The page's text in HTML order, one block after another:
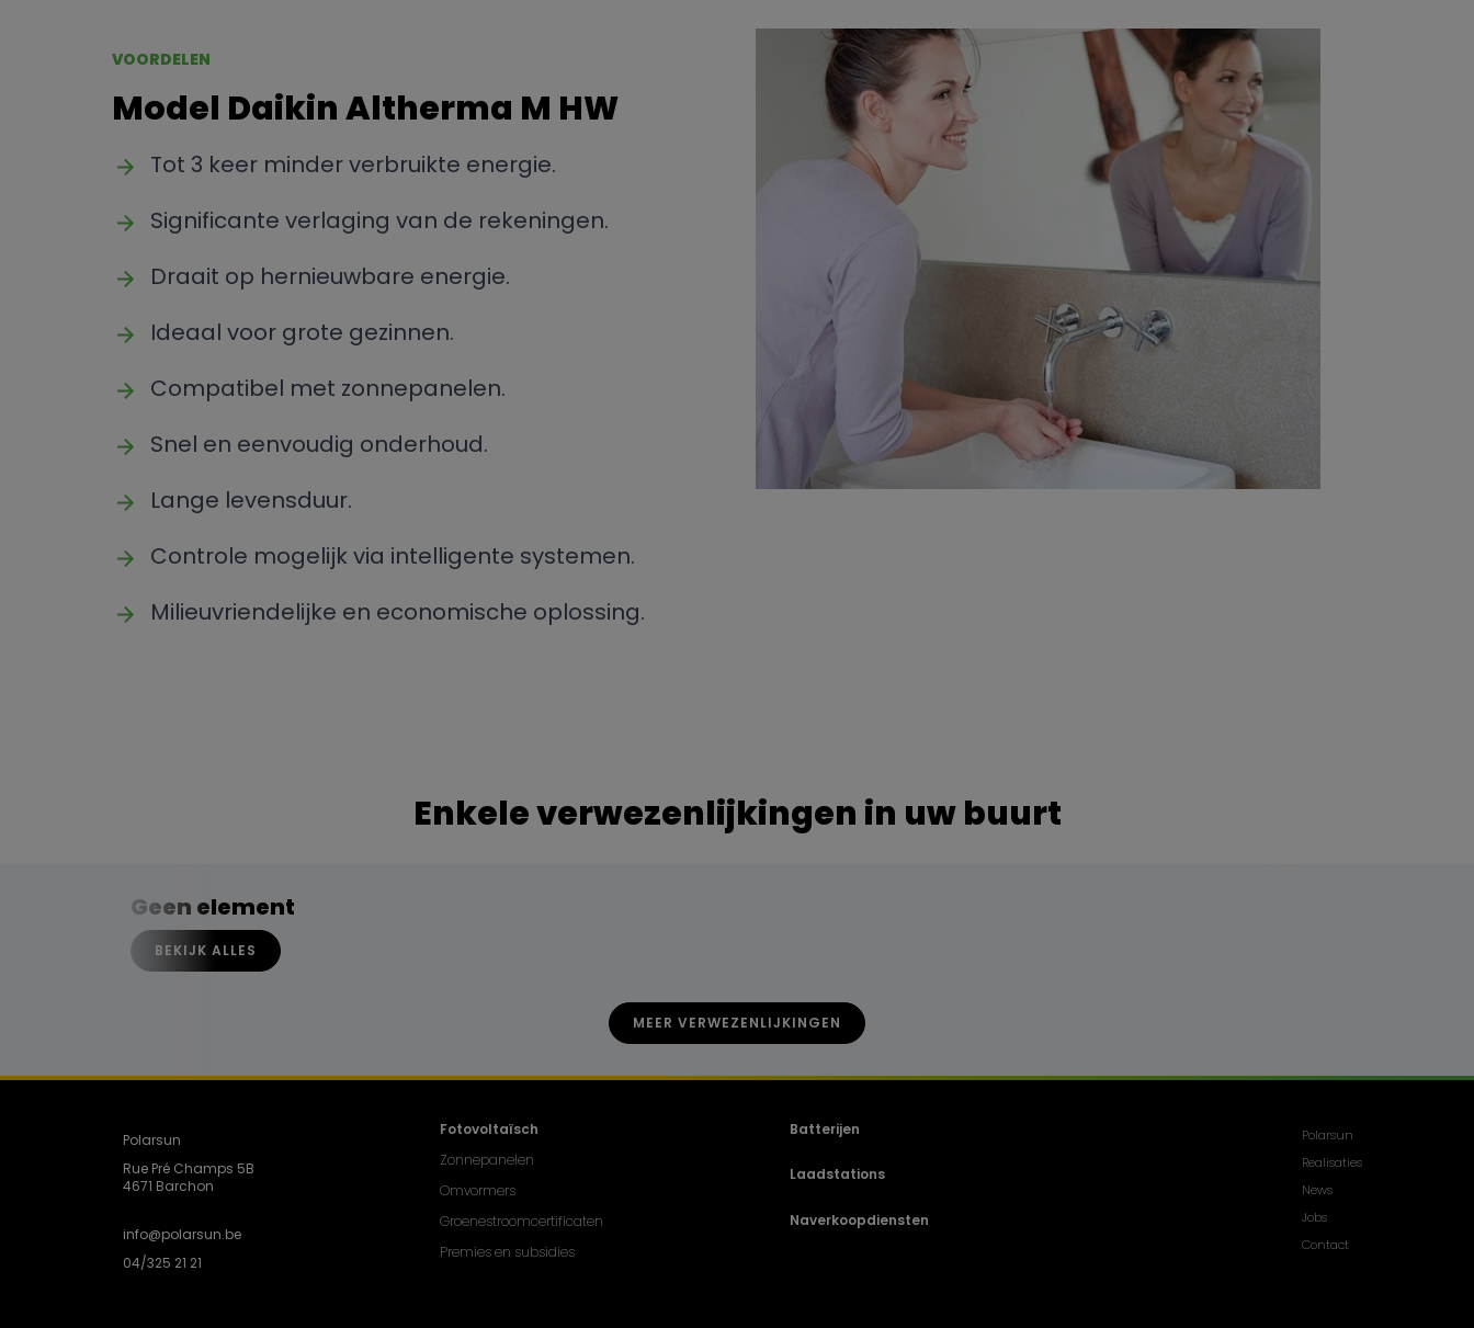
VOORDELEN
Model Daikin Altherma M HW
Tot 3 keer minder verbruikte energie.
Significante verlaging van de rekeningen.
Draait op hernieuwbare energie.
Ideaal voor grote gezinnen.
Compatibel met zonnepanelen.
Snel en eenvoudig onderhoud.
Lange levensduur.
Controle mogelijk via intelligente systemen.
Milieuvriendelijke en economische oplossing.
Enkele verwezenlijkingen in uw buurt
Geen element
BEKIJK ALLES
MEER VERWEZENLIJKINGEN
Polarsun
Rue Pré Champs 5B
4671 Barchon
info@polarsun.be
04/325 21 21
Fotovoltaïsch
Zonnepanelen
Omvormers
Groenestroomcertificaten
Premies en subsidies
Batterijen
Laadstations
Naverkoopdiensten
Polarsun
Realisaties
News
Jobs
Contact